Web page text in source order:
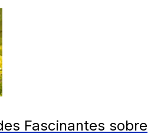
Fascinantes sobre